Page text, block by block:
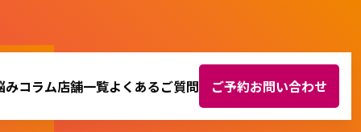
みコラム店舗一覧よくあるご質問 ご予約お問い合わせ